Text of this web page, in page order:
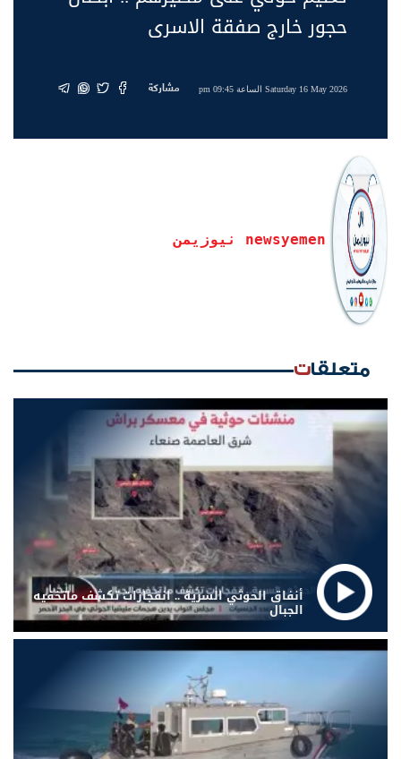
حجور خارج صفقة الاسرى
Saturday 16 May 2026 الساعة 09:45 pm مشاركة
newsyemen نيوزيمن
متعلقات
أنفاق الحوثي السرية .. انفجارات تكشف ماتخفيه
الجبال